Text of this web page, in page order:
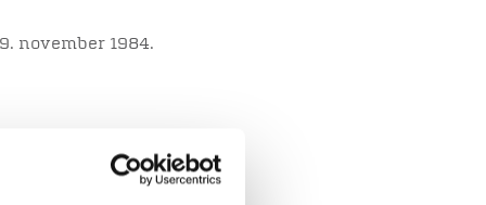
november 1984.